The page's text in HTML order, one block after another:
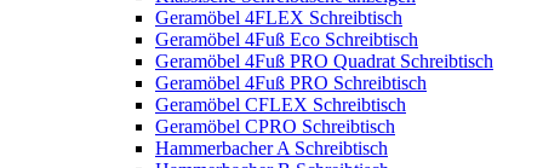
Geramöbel 4FLEX Schreibtisch
Geramöbel 4Fuß Eco Schreibtisch
Geramöbel 4Fuß PRO Quadrat Schreibtisch
Geramöbel 4Fuß PRO Schreibtisch
Geramöbel CFLEX Schreibtisch
Geramöbel CPRO Schreibtisch
Hammerbacher A Schreibtisch